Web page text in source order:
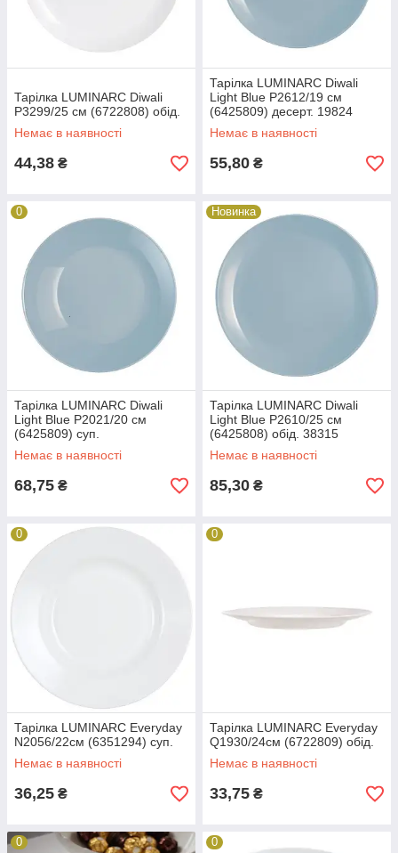
Тарілка LUMINARC Diwali
P3299/25 см (6722808) обід.
Немає в наявності
44,38 ₴
Тарілка LUMINARC Diwali
Light Blue P2612/19 см
(6425809) десерт. 19824
Немає в наявності
55,80 ₴
0
Тарілка LUMINARC Diwali
Light Blue P2021/20 см
(6425809) суп.
Немає в наявності
68,75 ₴
Новинка
Тарілка LUMINARC Diwali
Light Blue P2610/25 см
(6425808) обід. 38315
Немає в наявності
85,30 ₴
0
Тарілка LUMINARC Everyday
N2056/22см (6351294) суп.
Немає в наявності
36,25 ₴
0
Тарілка LUMINARC Everyday
Q1930/24см (6722809) обід.
Немає в наявності
33,75 ₴
0 0